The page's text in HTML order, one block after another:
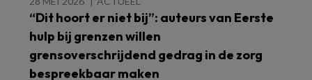
“Dit hoort er niet bij”: auteurs van Eerste
hulp bij grenzen willen
grensoverschrijdend gedrag in de zorg
bespreekbaar maken